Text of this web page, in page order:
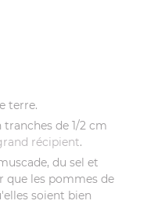
terre.
de 1/2 cm
récipient.
du sel et
que les pommes de
soient bien